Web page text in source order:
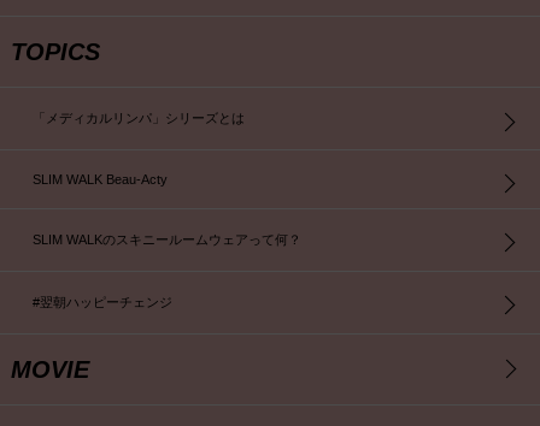
TOPICS
「メディカルリンパ」シリーズとは
SLIM WALK Beau-Acty
SLIM WALKのスキニールームウェアって何？
#翌朝ハッピーチェンジ
MOVIE